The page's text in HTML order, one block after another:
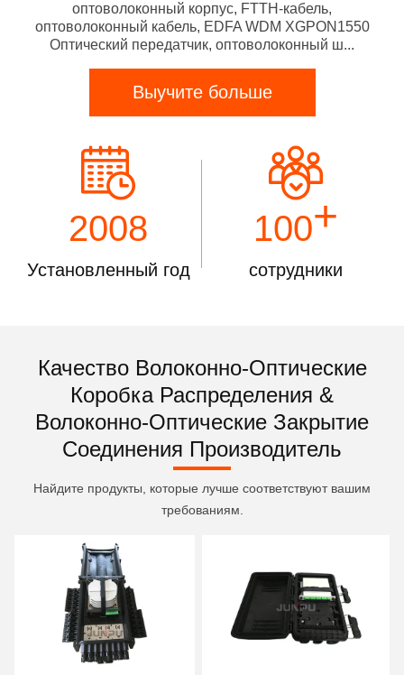
оптоволоконный корпус, FTTH-кабель,
оптоволоконный кабель, EDFA WDM XGPON1550
Оптический передатчик, оптоволоконный ш...
Выучите больше
2008
Установленный год
100+
сотрудники
Качество Волоконно-Оптические
Коробка Распределения &
Волоконно-Оптические Закрытие
Соединения Производитель
Найдите продукты, которые лучше соответствуют вашим
требованиям.